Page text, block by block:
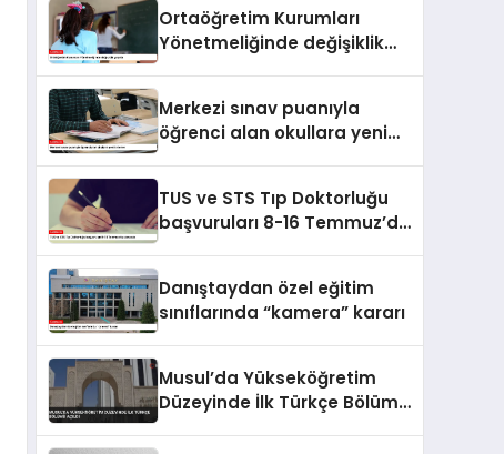
Ortaöğretim Kurumları
Yönetmeliğinde değişiklik
Merkezi sınav puanıyla
öğrenci alan okullara yeni
TUS ve STS Tıp Doktorluğu
başvuruları 8-16 Temmuz’da
Danıştaydan özel eğitim
sınıflarında “kamera” kararı
Musul’da Yükseköğretim
Düzeyinde İlk Türkçe Bölümü